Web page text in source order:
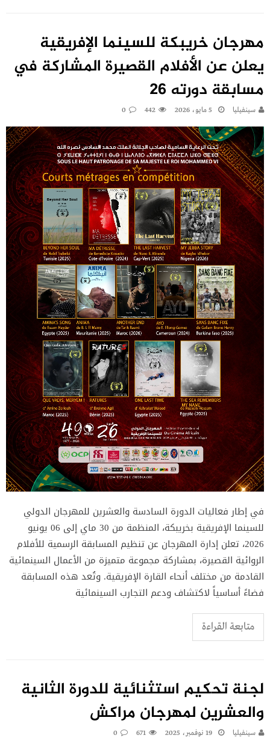
مهرجان خريبكة للسينما الإفريقية
يعلن عن الأفلام القصيرة المشاركة في
مسابقة دورته 26
سينفيليا 5 مايو، 2026 442
0
في إطار فعاليات الدورة السادسة والعشرين للمهرجان الدولي
للسينما الإفريقية بخريبكة، المنظمة من 30 ماي إلى 06 يونيو
2026، تعلن إدارة المهرجان عن تنظيم المسابقة الرسمية للأفلام
الروائية القصيرة، بمشاركة مجموعة متميزة من الأعمال السينمائية
القادمة من مختلف أنحاء القارة الإفريقية. وتُعد هذه المسابقة
فضاءً أساسياً لاكتشاف ودعم التجارب السينمائية
متابعة القراءة
لجنة تحكيم استثنائية للدورة الثانية
والعشرين لمهرجان مراكش
سينفيليا 19 نوفمبر، 2025 671
0